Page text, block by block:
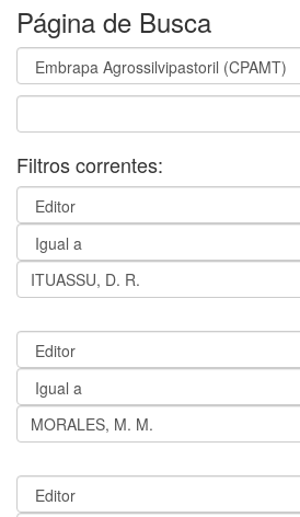
Página de Busca
Filtros correntes: